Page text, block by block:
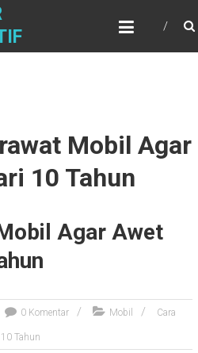
Mobil Agar
10 Tahun
Agar Awet
0 Komentar Mobil Cara
Tahun